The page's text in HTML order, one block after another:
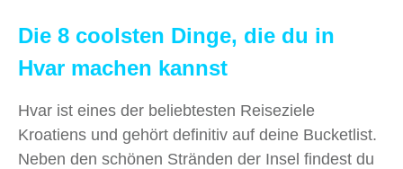
Die 8 coolsten Dinge, die du in
Hvar machen kannst
Hvar ist eines der beliebtesten Reiseziele
Kroatiens und gehört definitiv auf deine Bucketlist.
Neben den schönen Stränden der Insel findest du